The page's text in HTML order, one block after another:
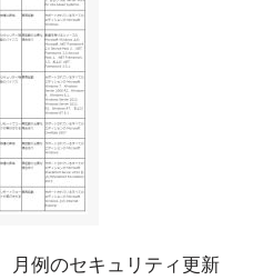
月例のセキュリティ更新